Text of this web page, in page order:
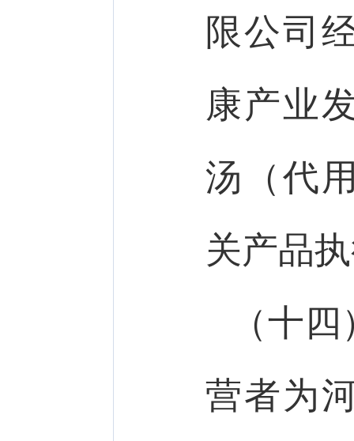
限公司
康产业
汤（代
关产品
（十
营者为